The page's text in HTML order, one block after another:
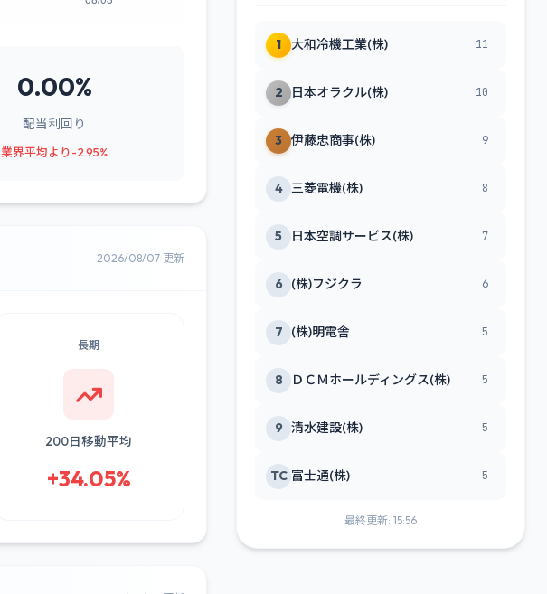
0.00%
配当利回り
業界平均より-2.95%
2026/08/07 更新
長期
200日移動平均
+34.05%
1 大和冷機工業(株) 11
2 日本オラクル(株) 10
3 伊藤忠商事(株) 9
4 三菱電機(株) 8
5 日本空調サービス(株) 7
6 (株)フジクラ 6
7 (株)明電舎 5
8 ＤＣＭホールディングス(株) 5
9 清水建設(株) 5
TC 富士通(株) 5
最終更新: 15:56